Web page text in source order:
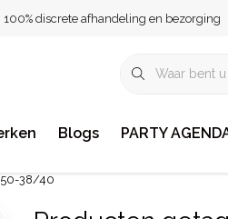
100% discrete afhandeling en bezorging
Blogs PARTY
38/40